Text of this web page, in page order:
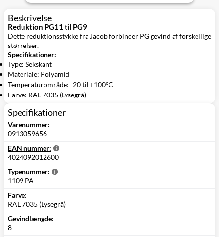
Beskrivelse
Reduktion PG11 til PG9
Dette reduktionsstykke fra Jacob forbinder PG gevind af forskellige
størrelser.
Specifikationer:
Type: Sekskant
Materiale: Polyamid
Temperaturområde: -20 til +100°C
Farve: RAL 7035 (Lysegrå)
Specifikationer
Varenummer:
0913059656
EAN nummer:
4024092012600
Typenummer:
1109 PA
Farve:
RAL 7035 (Lysegrå)
Gevindlængde:
8